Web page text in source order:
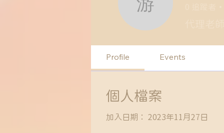
游賀凱
Profile Events
個人檔案
加入日期： 2023年11月27日